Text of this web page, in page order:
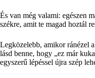
És van még valami: egészen
székre, amit te magad hoztál
Legközelebb, amikor ránézel
lásd benne, hogy „ez már
egyszerű lépéssel újra szép